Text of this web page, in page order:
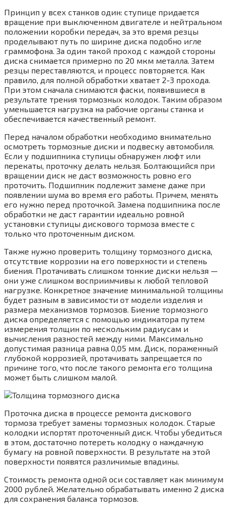
Принцип у всех станков один: ступице придается
вращение при выключенном двигателе и нейтральном
положении коробки передач, за это время резцы
проделывают путь по ширине диска подобно игле
граммофона. За один такой проход с каждой стороны
диска снимается примерно по 20 мкм металла. Затем
резцы переставляются, и процесс повторяется. Как
правило, для полной обработки хватает 2-3 прохода.
При этом сначала снимаются фаски, появившиеся в
результате трения тормозных колодок. Таким образом
уменьшается нагрузка на рабочие органы станка и
обеспечивается качественный ремонт.
Перед началом обработки необходимо внимательно
осмотреть тормозные диски и подвеску автомобиля.
Если у подшипника ступицы обнаружен люфт или
перекаты, проточку делать нельзя. Болтающийся при
вращении диск не даст возможность ровно его
проточить. Подшипник подлежит замене даже при
появлении шума во время его работы. Причем, менять
его нужно перед проточкой. Замена подшипника после
обработки не даст гарантии идеально ровной
установки ступицы дискового тормоза вместе с
только что проточенным диском.
Также нужно проверить толщину тормозного диска,
отсутствие коррозии на его поверхности и степень
биения. Протачивать слишком тонкие диски нельзя —
они уже слишком восприимчивы к любой тепловой
нагрузке. Конкретное значение минимальной толщины
будет разным в зависимости от модели изделия и
размера механизмов тормозов. Биение тормозного
диска определяется с помощью индикатора путем
измерения толщин по нескольким радиусам и
вычисления разностей между ними. Максимально
допустимая разница равна 0,05 мм. Диск, пораженный
глубокой коррозией, протачивать запрещается по
причине того, что после такого ремонта его толщина
может быть слишком малой.
Проточка диска в процессе ремонта дискового
тормоза требует замены тормозных колодок. Старые
колодки испортят проточенный диск. Чтобы убедиться
в этом, достаточно потереть колодку о наждачную
бумагу на ровной поверхности. В результате на этой
поверхности появятся различимые впадины.
Стоимость ремонта одной оси составляет как минимум
2000 рублей. Желательно обрабатывать именно 2 диска
для сохранения баланса тормозов.